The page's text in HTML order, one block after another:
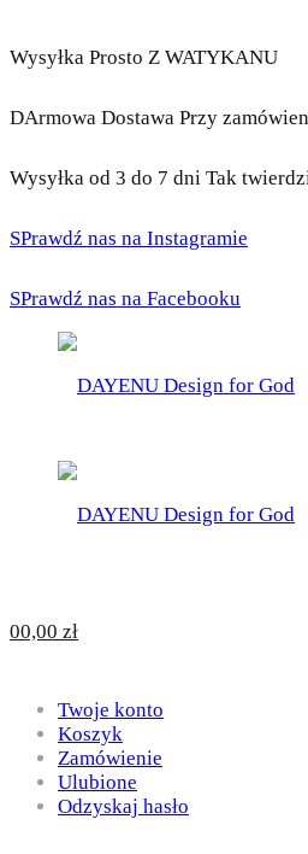
Wysyłka Prosto Z WATYKANU
DArmowa Dostawa Przy
Wysyłka od 3 do 7 dni Tak
SPrawdź nas na Instagramie
SPrawdź nas na Facebooku
for
God
DAYENU
Design
00,00 zł
Twoje konto
Koszyk
Zamówienie
Ulubione
Odzyskaj hasło